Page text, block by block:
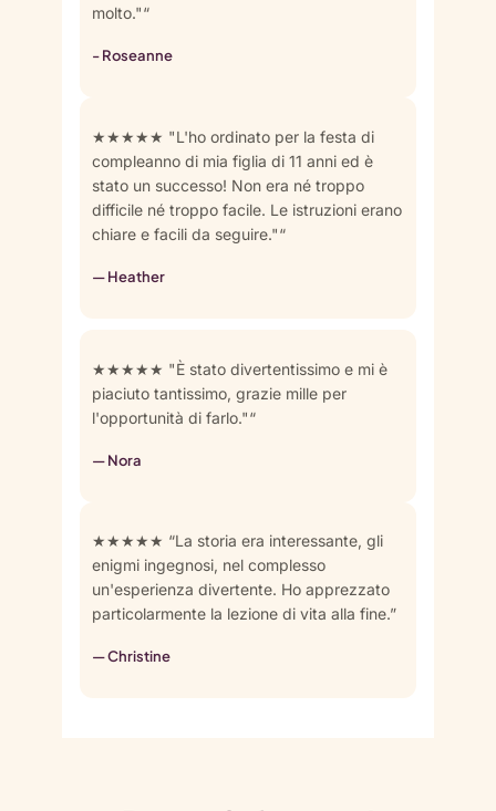
molto."“
- Roseanne
★★★★★ "L'ho ordinato per la festa di
compleanno di mia figlia di 11 anni ed è
stato un successo! Non era né troppo
difficile né troppo facile. Le istruzioni erano
chiare e facili da seguire."“
— Heather
★★★★★ "È stato divertentissimo e mi è
piaciuto tantissimo, grazie mille per
l'opportunità di farlo."“
— Nora
★★★★★ “La storia era interessante, gli
enigmi ingegnosi, nel complesso
un'esperienza divertente. Ho apprezzato
particolarmente la lezione di vita alla fine.”
— Christine